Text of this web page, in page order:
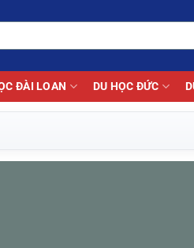
ĐÀI LOAN DU HỌC ĐỨC